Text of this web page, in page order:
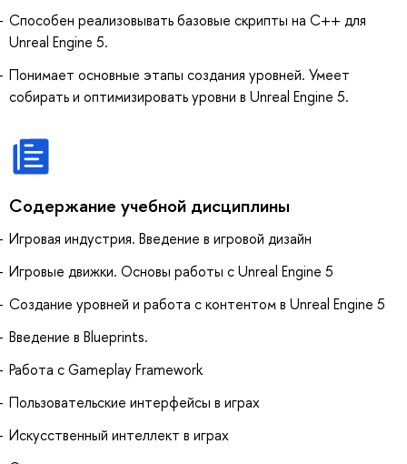
Способен реализовывать базовые скрипты на C++ для
Unreal Engine 5.
Понимает основные этапы создания уровней. Умеет
собирать и оптимизировать уровни в Unreal Engine 5.
Содержание учебной дисциплины
Игровая индустрия. Введение в игровой дизайн
Игровые движки. Основы работы с Unreal Engine 5
Создание уровней и работа с контентом в Unreal Engine 5
Введение в Blueprints.
Работа с Gameplay Framework
Пользовательские интерфейсы в играх
Искусственный интеллект в играх